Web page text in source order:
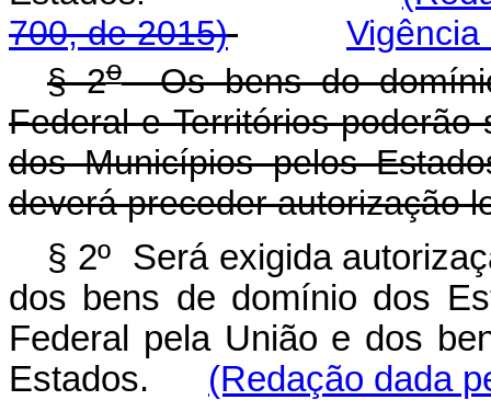
700, de 2015)
§ 2oOs bens do
Federal e Territórios
dos Municípios pelos
deverá preceder autorização
§ 2º Será exigida
dos bens de domínio dos
Federal pela União e dos
Estados. (Redação dada